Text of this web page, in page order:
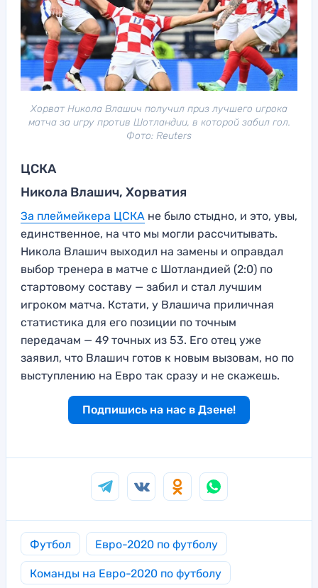
Хорват Никола Влашич получил приз лучшего игрока
матча за игру против Шотландии, в которой забил гол.
Фото: Reuters
ЦСКА
Никола Влашич, Хорватия
За плеймейкера ЦСКА не было стыдно, и это, увы,
единственное, на что мы могли рассчитывать.
Никола Влашич выходил на замены и оправдал
выбор тренера в матче с Шотландией (2:0) по
стартовому составу — забил и стал лучшим
игроком матча. Кстати, у Влашича приличная
статистика для его позиции по точным
передачам — 49 точных из 53. Его отец уже
заявил, что Влашич готов к новым вызовам, но по
выступлению на Евро так сразу и не скажешь.
Подпишись на нас в Дзене!
Футбол Евро-2020 по футболу
Команды на Евро-2020 по футболу